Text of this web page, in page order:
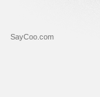
SayCoo.com